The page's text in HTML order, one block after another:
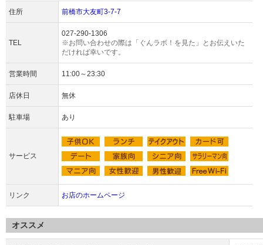
住所 前橋市大友町3-7-7
TEL
027-290-1306
※お問い合わせの際は「ぐんラボ！を見た」とお伝えいた
だければ幸いです。
営業時間 11:00～23:30
店休日 無休
駐車場 あり
サービス
リンク お店のホームページ
オススメ